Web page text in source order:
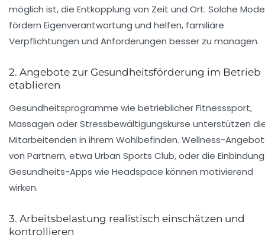
möglich ist, die Entkopplung von Zeit und Ort. Solche
fördern Eigenverantwortung und helfen, familiäre
Verpflichtungen und Anforderungen besser zu managen.
2. Angebote zur Gesundheitsförderung im Betrieb
etablieren
Gesundheitsprogramme wie betrieblicher Fitnesssport,
Massagen oder Stressbewältigungskurse unterstützen
Mitarbeitenden in ihrem Wohlbefinden. Wellness-
von Partnern, etwa Urban Sports Club, oder die
Gesundheits-Apps wie Headspace können motivierend
wirken.
3. Arbeitsbelastung realistisch einschätzen und
kontrollieren